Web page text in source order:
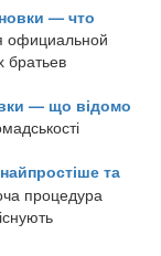
— что
братьев
— що відомо
та
процедура